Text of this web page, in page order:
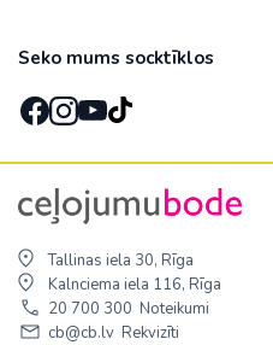
Seko mums socktīklos
Tallinas iela 30, Rīga
Kalnciema iela 116, Rīga
20 700 300 Noteikumi
cb@cb.lv Rekvizīti